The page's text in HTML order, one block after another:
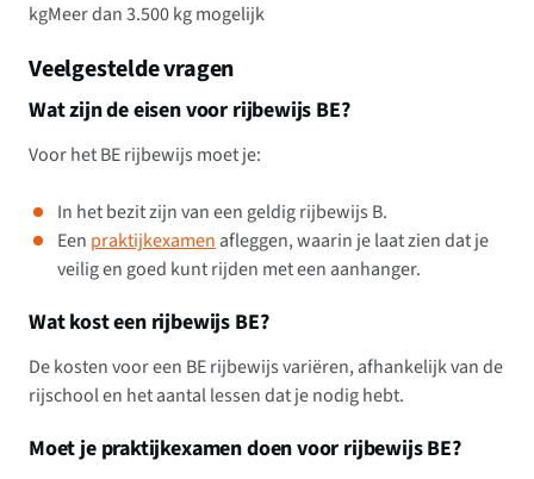
kgMeer dan 3.500 kg mogelijk
Veelgestelde vragen
Wat zijn de eisen voor rijbewijs BE?
Voor het BE rijbewijs moet je:
In het bezit zijn van een geldig rijbewijs B.
Een praktijkexamen afleggen, waarin je laat zien dat je
veilig en goed kunt rijden met een aanhanger.
Wat kost een rijbewijs BE?
De kosten voor een BE rijbewijs variëren, afhankelijk van de
rijschool en het aantal lessen dat je nodig hebt.
Moet je praktijkexamen doen voor rijbewijs BE?